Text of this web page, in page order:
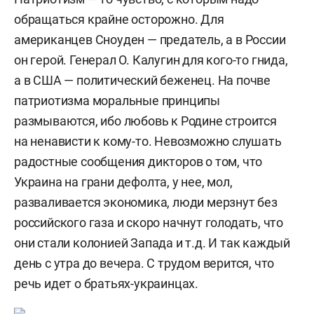
обращаться крайне осторожно. Для
американцев Сноуден — предатель, а в России
он герой. Генерал О. Калугин для кого-то гнида,
а в США — политический беженец. На почве
патриотизма моральные принципы
размываются, ибо любовь к Родине строится
на ненависти к кому-то. Невозможно слушать
радостные сообщения дикторов о том, что
Украина на грани дефолта, у нее, мол,
разваливается экономика, люди мерзнут без
российского газа и скоро начнут голодать, что
они стали колонией Запада и т.д. И так каждый
день с утра до вечера. С трудом верится, что
речь идет о братьях-украинцах.